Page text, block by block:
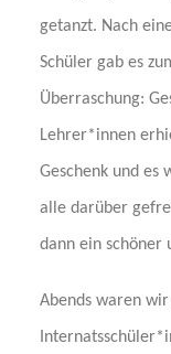
getanzt. Nach
Schüler gab es
Überraschung:
Lehrer*innen
Geschenk und es
alle darüber
dann ein schöner
Abends waren